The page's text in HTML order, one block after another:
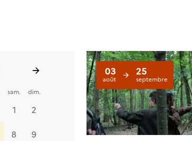
Voir
les
évènements
du
suivant
sam. dim.
1 2
8 9
03
août
25
septembre